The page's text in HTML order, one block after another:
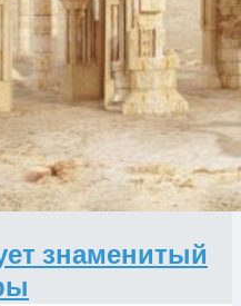
знаменитый